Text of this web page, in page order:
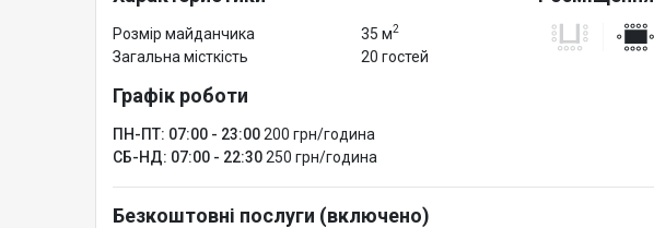
- WiFI
- флипчарт (пензли несіть свої)
- проектор (користування оплачуеться окремо згідно тарифу)
Розмір майданчика 35 м2
Загальна місткість 20 гостей
Графік роботи
ПН-ПТ: 07:00 - 23:00200 грн/година
СБ-НД: 07:00 - 22:30250 грн/година
Безкоштовні послуги (включено)